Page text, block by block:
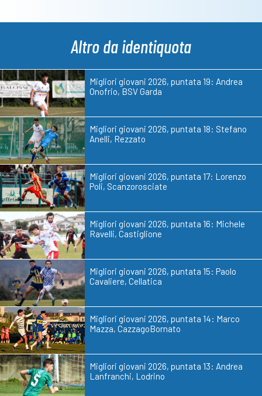
Altro da identiquota
Migliori giovani 2026, puntata 19: Andrea
Onofrio, BSV Garda
Migliori giovani 2026, puntata 18: Stefano
Anelli, Rezzato
Migliori giovani 2026, puntata 17: Lorenzo
Poli, Scanzorosciate
Migliori giovani 2026, puntata 16: Michele
Ravelli, Castiglione
Migliori giovani 2026, puntata 15: Paolo
Cavaliere, Cellatica
Migliori giovani 2026, puntata 14: Marco
Mazza, CazzagoBornato
Migliori giovani 2026, puntata 13: Andrea
Lanfranchi, Lodrino